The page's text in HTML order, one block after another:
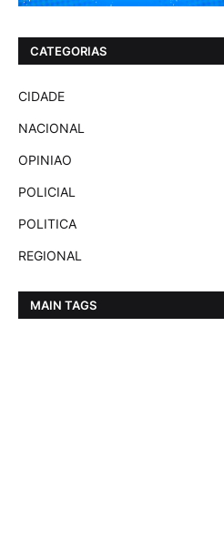
CATEGORIAS
CIDADE
NACIONAL
OPINIAO
POLICIAL
POLITICA
REGIONAL
MAIN TAGS